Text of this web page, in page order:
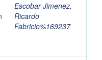
Escobar Jimenez,
Ricardo
Fabricio%169237